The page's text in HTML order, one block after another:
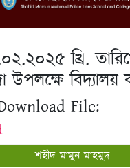
খ্রি.
উপলক্ষে বিদ্যালয়
File:
শহীদ মামুন মাহমুদ